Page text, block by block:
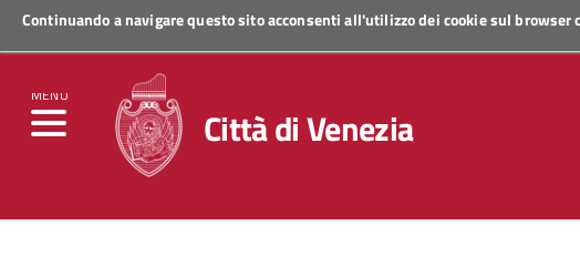
Continuando a navigare questo sito acconsenti all'utilizzo dei cookie sul
MENU
Regione Veneto
Città di Venezia